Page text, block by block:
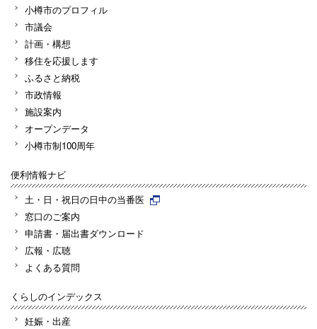
小樽市のプロフィル
市議会
計画・構想
移住を応援します
ふるさと納税
市政情報
施設案内
オープンデータ
小樽市制100周年
便利情報ナビ
土・日・祝日の日中の当番医
窓口のご案内
申請書・届出書ダウンロード
広報・広聴
よくある質問
くらしのインデックス
妊娠・出産